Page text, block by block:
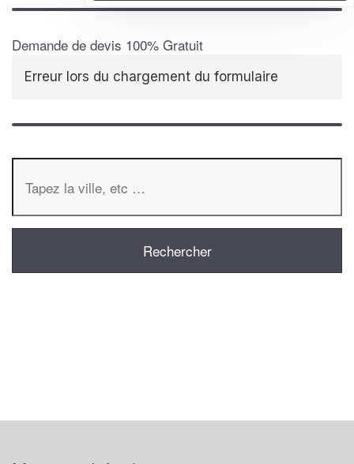
Demande de devis 100% Gratuit
Erreur lors du chargement du formulaire